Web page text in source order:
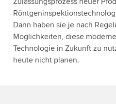
Dann haben sie je nach
Möglichkeiten, diese
Technologie in Zukunft zu
heute nicht planen.